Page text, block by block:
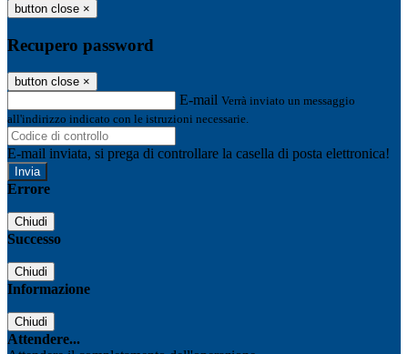
button close ×
Recupero password
button close ×
E-mail Verrà inviato un messaggio
all'indirizzo indicato con le istruzioni necessarie.
E-mail inviata, si prega di controllare la casella di posta elettronica!
Errore
Chiudi
Successo
Chiudi
Informazione
Chiudi
Attendere...